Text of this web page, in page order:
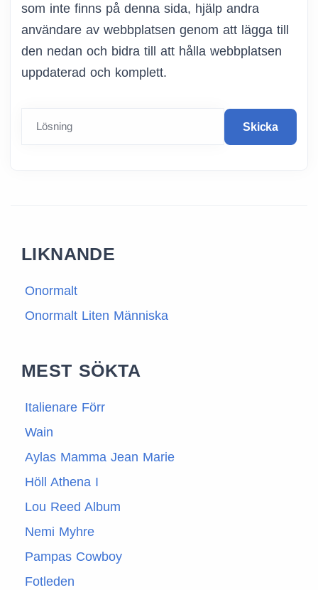
som inte finns på denna sida, hjälp andra
användare av webbplatsen genom att lägga till
den nedan och bidra till att hålla webbplatsen
uppdaterad och komplett.
Lösning Skicka
LIKNANDE
Onormalt
Onormalt Liten Människa
MEST SÖKTA
Italienare Förr
Wain
Aylas Mamma Jean Marie
Höll Athena I
Lou Reed Album
Nemi Myhre
Pampas Cowboy
Fotleden